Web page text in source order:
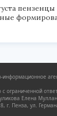
пензенцы
ограниченной
Елена
г. Пенза, ул.